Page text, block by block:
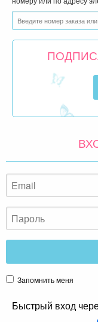
Запомнить меня
Быстрый вход